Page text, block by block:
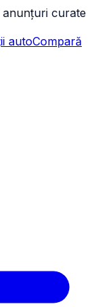
curate
autoCompară